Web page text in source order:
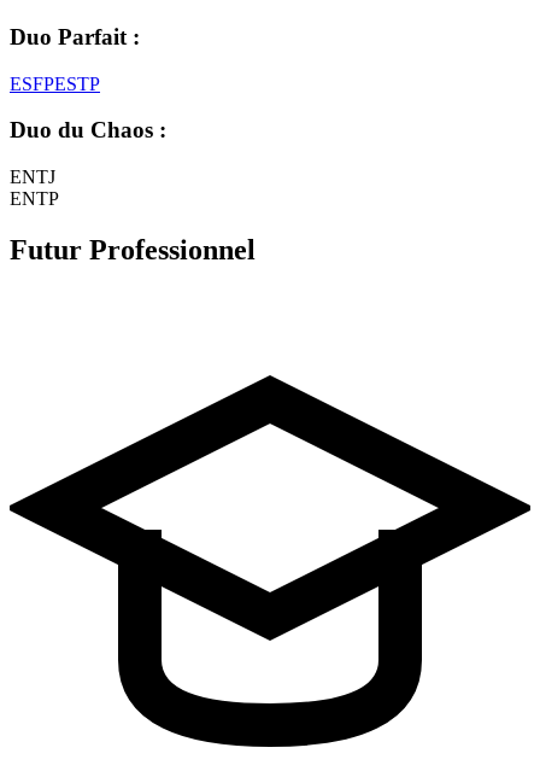
Duo Parfait :
ESFPESTP
Duo du Chaos :
ENTJ
ENTP
Futur Professionnel